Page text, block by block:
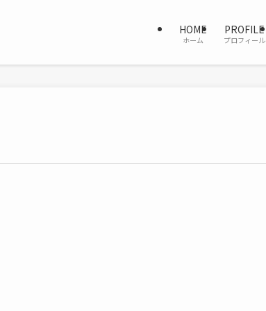
HOME
ホーム
PROFILE
プロフィール